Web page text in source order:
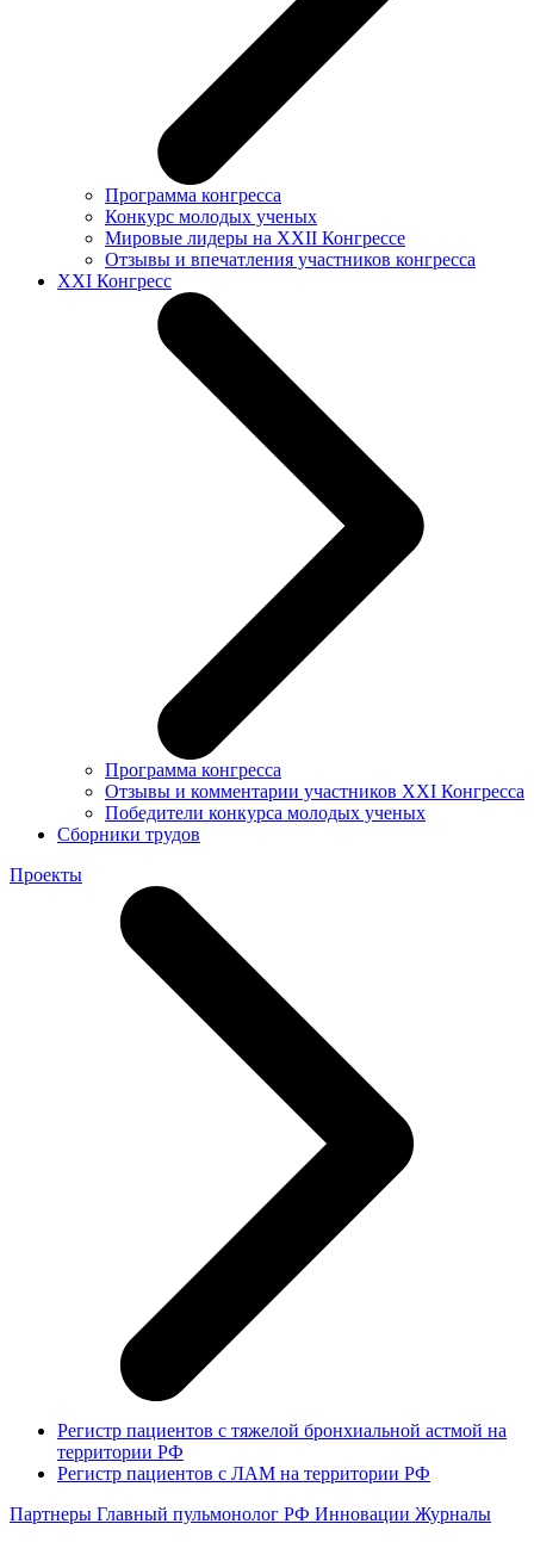
Программа конгресса
Конкурс молодых ученых
Мировые лидеры на XXII Конгрессе
Отзывы и впечатления участников конгресса
XXI Конгресс
Программа конгресса
Отзывы и комментарии участников XXI Конгресса
Победители конкурса молодых ученых
Сборники трудов
Проекты
Регистр пациентов с тяжелой бронхиальной астмой на
территории РФ
Регистр пациентов с ЛАМ на территории РФ
Партнеры Главный пульмонолог РФ Инновации Журналы